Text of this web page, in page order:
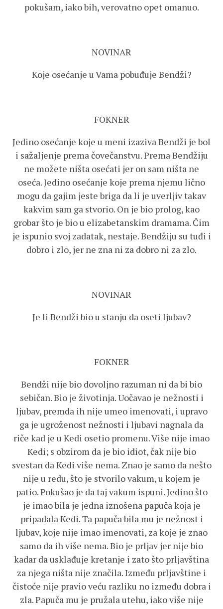
pokušam, iako bih, verovatno opet omanuo.
NOVINAR
Koje osećanje u Vama pobuđuje Bendži?
FOKNER
Jedino osećanje koje u meni izaziva Bendži je bol
i sažaljenje prema čovečanstvu. Prema Bendžiju
ne možete ništa osećati jer on sam ništa ne
oseća. Jedino osećanje koje prema njemu lično
mogu da gajim jeste briga da li je uverljiv takav
kakvim sam ga stvorio. On je bio prolog, kao
grobar što je bio u elizabetanskim dramama. Čim
je ispunio svoj zadatak, nestaje. Bendžiju su tuđi i
dobro i zlo, jer ne zna ni za dobro ni za zlo.
NOVINAR
Je li Bendži bio u stanju da oseti ljubav?
FOKNER
Bendži nije bio dovoljno razuman ni da bi bio
sebičan. Bio je životinja. Uočavao je nežnosti i
ljubav, premda ih nije umeo imenovati, i upravo
ga je ugroženost nežnosti i ljubavi nagnala da
riče kad je u Kedi osetio promenu. Više nije imao
Kedi; s obzirom da je bio idiot, čak nije bio
svestan da Kedi više nema. Znao je samo da nešto
nije u redu, što je stvorilo vakum, u kojem je
patio. Pokušao je da taj vakum ispuni. Jedino što
je imao bila je jedna iznošena papuča koja je
pripadala Kedi. Ta papuča bila mu je nežnost i
ljubav, koje nije imao imenovati, za koje je znao
samo da ih više nema. Bio je prljav jer nije bio
kadar da usklađuje kretanje i zato što prljavština
za njega ništa nije značila. Između prljavštine i
čistoće nije pravio veću razliku no između dobra i
zla. Papuča mu je pružala utehu, iako više nije